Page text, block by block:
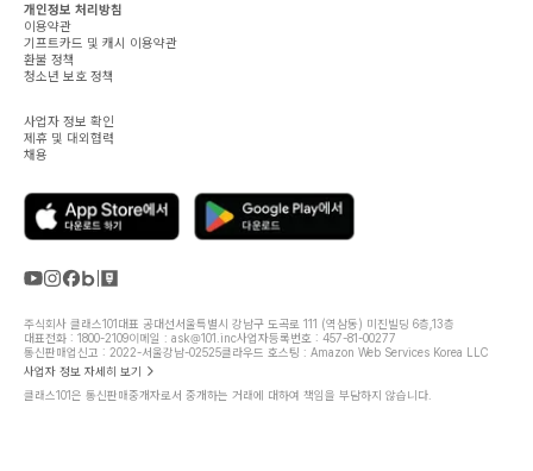
개인정보 처리방침
이용약관
기프트카드 및 캐시 이용약관
환불 정책
청소년 보호 정책
사업자 정보 확인
제휴 및 대외협력
채용
주식회사 클래스101대표 공대선서울특별시 강남구 도곡로 111 (역삼동) 미진빌딩 6층,13층
대표전화 : 1800-2109이메일 : ask@101.inc사업자등록번호 : 457-81-00277
통신판매업신고 : 2022-서울강남-02525클라우드 호스팅 : Amazon Web Services Korea LLC
사업자 정보 자세히 보기
클래스101은 통신판매중개자로서 중개하는 거래에 대하여 책임을 부담하지 않습니다.